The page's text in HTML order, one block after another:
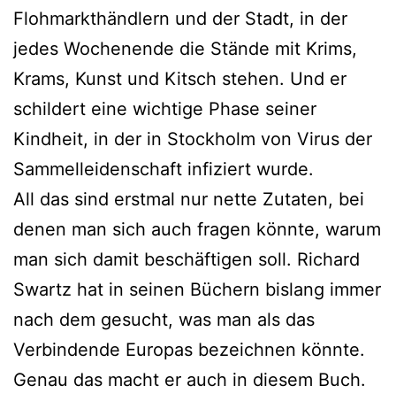
Flohmarkthändlern und der Stadt, in der
jedes Wochenende die Stände mit Krims,
Krams, Kunst und Kitsch stehen. Und er
schildert eine wichtige Phase seiner
Kindheit, in der in Stockholm von Virus der
Sammelleidenschaft infiziert wurde.
All das sind erstmal nur nette Zutaten, bei
denen man sich auch fragen könnte, warum
man sich damit beschäftigen soll. Richard
Swartz hat in seinen Büchern bislang immer
nach dem gesucht, was man als das
Verbindende Europas bezeichnen könnte.
Genau das macht er auch in diesem Buch.